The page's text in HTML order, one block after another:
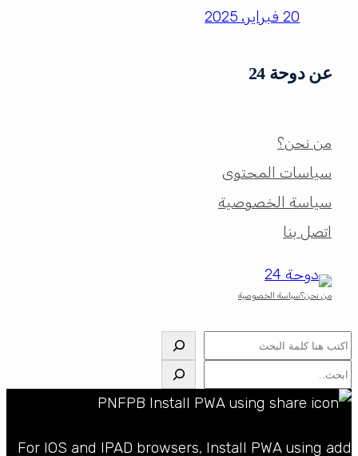
20 فبراير، 2025
عن دوحة 24
من نحن؟
سياسات المحتوى
سياسة الخصوصية
اتصل بنا
من نحن؟سياسة الخصوصية
البحث
البحث
For IOS and IPAD browsers, Install PWA using add